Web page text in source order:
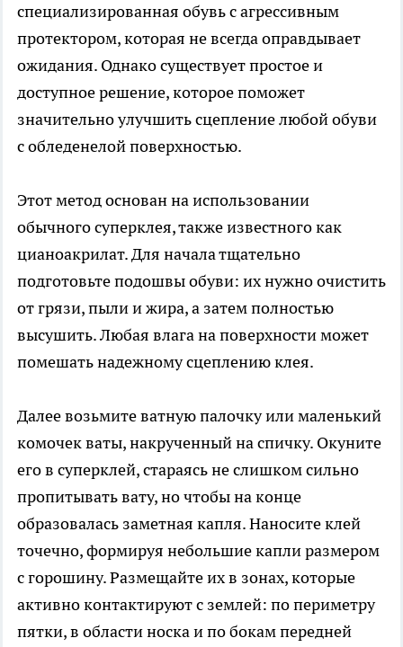
специализированная обувь с агрессивным
протектором, которая не всегда оправдывает
ожидания. Однако существует простое и
доступное решение, которое поможет
значительно улучшить сцепление любой обуви
с обледенелой поверхностью.
Этот метод основан на использовании
обычного суперклея, также известного как
цианоакрилат. Для начала тщательно
подготовьте подошвы обуви: их нужно очистить
от грязи, пыли и жира, а затем полностью
высушить. Любая влага на поверхности может
помешать надежному сцеплению клея.
Далее возьмите ватную палочку или маленький
комочек ваты, накрученный на спичку. Окуните
его в суперклей, стараясь не слишком сильно
пропитывать вату, но чтобы на конце
образовалась заметная капля. Наносите клей
точечно, формируя небольшие капли размером
с горошину. Размещайте их в зонах, которые
активно контактируют с землей: по периметру
пятки, в области носка и по бокам передней